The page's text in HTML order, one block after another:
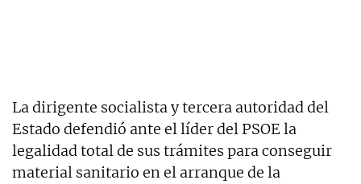
La dirigente socialista y tercera autoridad del
Estado defendió ante el líder del PSOE la
legalidad total de sus trámites para conseguir
material sanitario en el arranque de la